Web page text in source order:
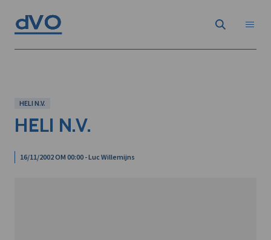
HELI N.V.
HELI N.V.
16/11/2002 OM 00:00 - Luc Willemijns